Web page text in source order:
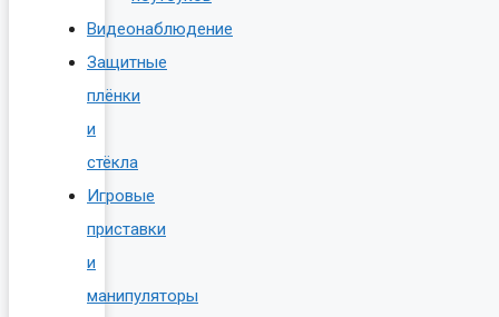
Видеонаблюдение
Защитные
плёнки
и
стёкла
Игровые
приставки
и
манипуляторы